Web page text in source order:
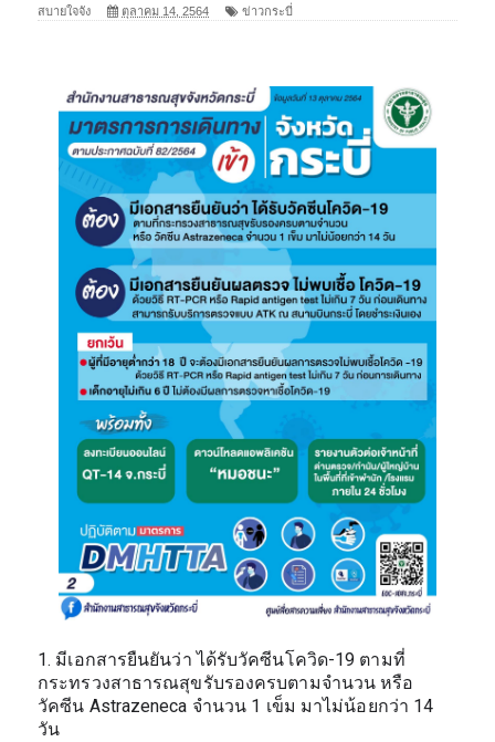
สบายใจจัง ตุลาคม 14, 2564 ข่าวกระบี่
1. มีเอกสารยืนยันว่า ได้รับวัคซีนโควิด-19 ตามที่
กระทรวงสาธารณสุขรับรองครบตามจํานวน หรือ
วัคซีน Astrazeneca จํานวน 1 เข็ม มาไม่น้อยกว่า 14
วัน